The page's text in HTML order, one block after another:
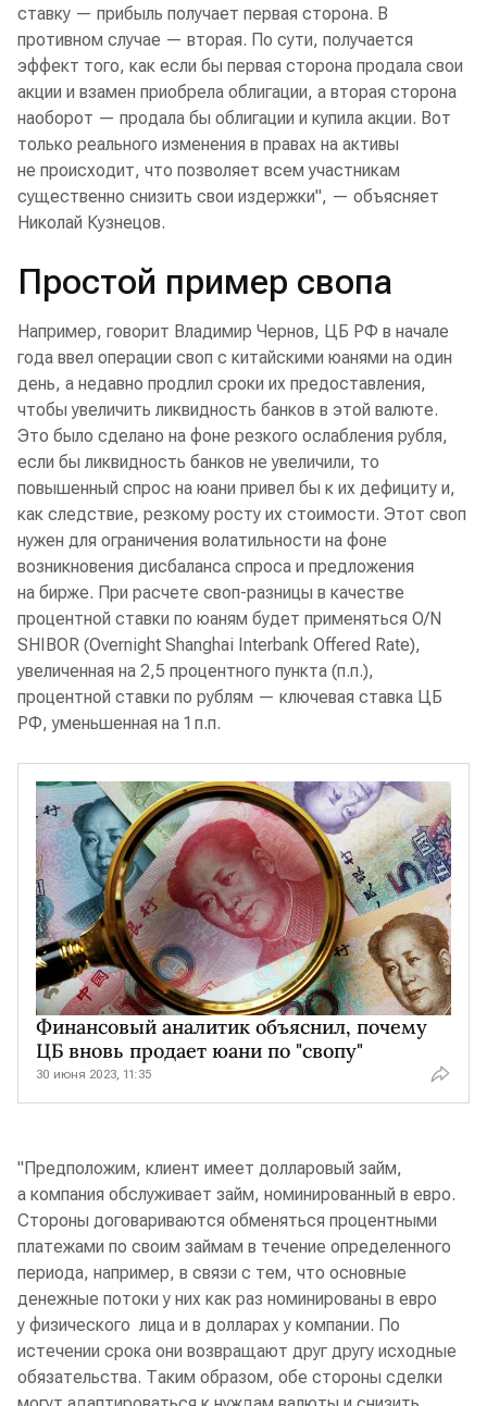
ставку — прибыль получает первая сторона. В
противном случае — вторая. По сути, получается
эффект того, как если бы первая сторона продала свои
акции и взамен приобрела облигации, а вторая сторона
наоборот — продала бы облигации и купила акции. Вот
только реального изменения в правах на активы
не происходит, что позволяет всем участникам
существенно снизить свои издержки", — объясняет
Николай Кузнецов.
Простой пример свопа
Например, говорит Владимир Чернов, ЦБ РФ в начале
года ввел операции своп с китайскими юанями на один
день, а недавно продлил сроки их предоставления,
чтобы увеличить ликвидность банков в этой валюте.
Это было сделано на фоне резкого ослабления рубля,
если бы ликвидность банков не увеличили, то
повышенный спрос на юани привел бы к их дефициту и,
как следствие, резкому росту их стоимости. Этот своп
нужен для ограничения волатильности на фоне
возникновения дисбаланса спроса и предложения
на бирже. При расчете своп-разницы в качестве
процентной ставки по юаням будет применяться O/N
SHIBOR (Overnight Shanghai Interbank Offered Rate),
увеличенная на 2,5 процентного пункта (п.п.),
процентной ставки по рублям — ключевая ставка ЦБ
РФ, уменьшенная на 1 п.п.
Финансовый аналитик объяснил, почему
ЦБ вновь продает юани по "свопу"
30 июня 2023, 11:35
"Предположим, клиент имеет долларовый займ,
а компания обслуживает займ, номинированный в евро.
Стороны договариваются обменяться процентными
платежами по своим займам в течение определенного
периода, например, в связи с тем, что основные
денежные потоки у них как раз номинированы в евро
у физического лица и в долларах у компании. По
истечении срока они возвращают друг другу исходные
обязательства. Таким образом, обе стороны сделки